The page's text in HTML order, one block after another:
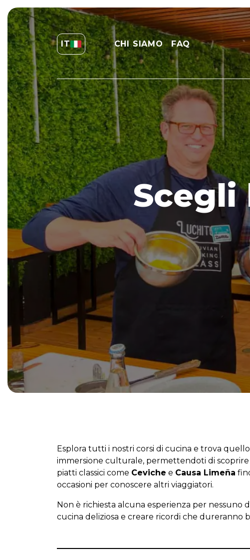
IT CHI SIAMO FAQ
Scegli
Esplora tutti i nostri corsi di cucina e trova
immersione culturale, permettendoti di scoprire
piatti classici come Ceviche e Causa Limeña
occasioni per conoscere altri viaggiatori.
Non è richiesta alcuna esperienza per
cucina deliziosa e creare ricordi che dureranno